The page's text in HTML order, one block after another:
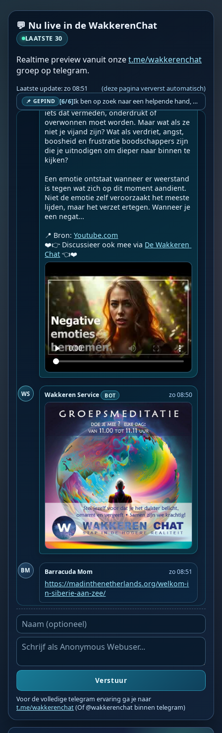
💬 Nu live in de WakkerenChat
LAATSTE 30
Realtime preview vanuit onzet.me/wakkerenchat
groep op telegram.
Laatste update: zo 08:51 (deze pagina ververst automatisch)
📌 GEPIND [6/6] Ik ben op zoek naar een helpende hand, een menselijk oog, een admin die helpt met controleren of de chat wel correct word gemodereerd word door NoMoSpam. 98% gaat automatisch goed, toch ik dit nooit helemaal loslaten en moet er altijd een mens mee blijven opletten bij elke beslissing die gemaakt word. Waar bestaan de werkzaamheden uit? Mee kijken in admin log kanaal naar alle drugs/porno/scams die voorbij komen en in het geval van een randgevalletje, ingrijpen en b.v. een verwijderd maar wel toegestaan bericht terug plaatsen met een druk op de knop. tsja zo banaal en simpel is het gesteld.. Word je hier blij van? Nee. Strookt het je ego? Nee. Word je er beter van? Nee. Kost het veel tijd? Totaal niet, consistentie en regelmaat is belangrijker dan 'er even voor kunnen gaan zitten'.. het werk is in een paar seconden gepiept.. je checkt puur of AI de juiste beslissing heeft gemaakt.. …
--
😊Welkom bij "The Divine Quest" 🤗❤️🙏
informatieve en spirituele zelfreflectie in
woord en beeld.
Voor de zoekenden onder ons. Jij bent zelf
de ware kracht.
Negatieve emoties worden vaak gezien als
iets dat vermeden, onderdrukt of
overwonnen moet worden. Maar wat als ze
niet je vijand zijn? Wat als verdriet, angst,
boosheid en frustratie boodschappers zijn
die je uitnodigen om dieper naar binnen te
kijken?
Een emotie ontstaat wanneer er weerstand
is tegen wat zich op dit moment aandient.
Niet de emotie zelf veroorzaakt het meeste
lijden, maar het verzet ertegen. Wanneer je
een negat...
📍 Bron: Youtube.com
❤️👉 Discussieer ook mee via De Wakkeren
Chat 👈❤️
WS Wakkeren Service BOT zo 08:50
BM Barracuda Mom zo 08:51
https://madinthenetherlands.org/welkom-i
n-siberie-aan-zee/
Verstuur
Voor de volledige telegram ervaring ga je naar
t.me/wakkerenchat(Of @wakkerenchat binnen telegram)